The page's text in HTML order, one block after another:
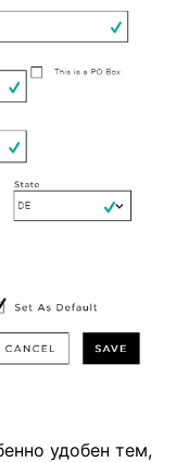
удобен тем,